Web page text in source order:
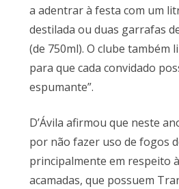
a adentrar à festa com um
destilada ou duas garrafas
(de 750ml). O clube também
para que cada convidado
espumante”.
D’Ávila afirmou que neste
por não fazer uso de fogos
principalmente em respeito
acamadas, que possuem